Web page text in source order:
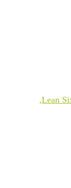
האקדמיה הדיגיטלית – הסמכות Lean Six Sigma,